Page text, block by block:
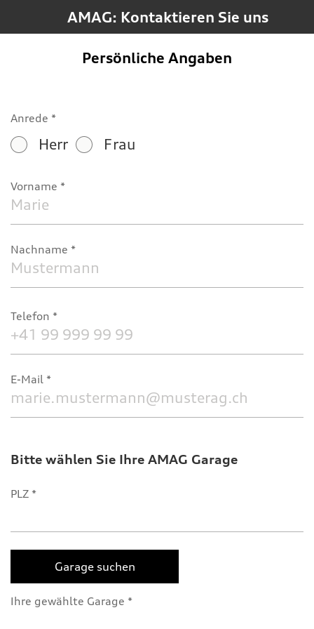
AMAG: Kontaktieren Sie uns
Persönliche Angaben
Anrede
Herr Frau
Vorname
Nachname
Telefon
E-Mail
Bitte wählen Sie Ihre AMAG Garage
PLZ
Garage suchen
Ihre gewählte Garage